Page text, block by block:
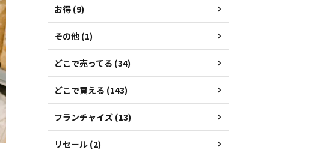
お得 (9)
その他 (1)
どこで売ってる (34)
どこで買える (143)
フランチャイズ (13)
リセール (2)